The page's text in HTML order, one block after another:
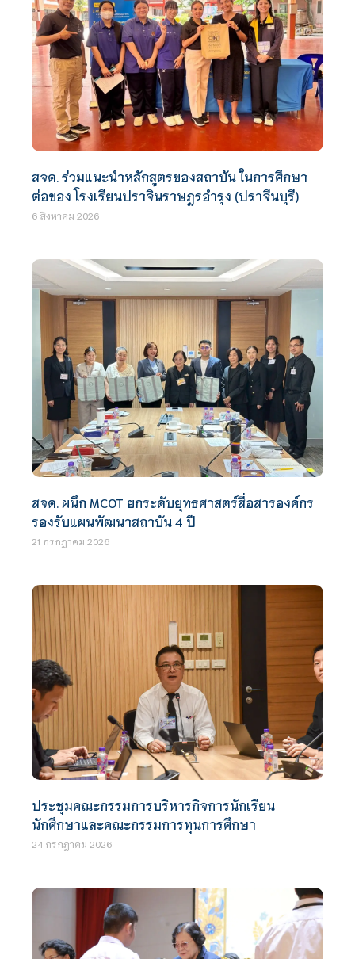
สจด. ร่วมแนะนำหลักสูตรของสถาบัน ในการศึกษา
ต่อของ โรงเรียนปราจินราษฎรอำรุง (ปราจีนบุรี)
6 สิงหาคม 2026
สจด. ผนึก MCOT ยกระดับยุทธศาสตร์สื่อสารองค์กร
รองรับแผนพัฒนาสถาบัน 4 ปี
21 กรกฎาคม 2026
ประชุมคณะกรรมการบริหารกิจการนักเรียน
นักศึกษาและคณะกรรมการทุนการศึกษา
24 กรกฎาคม 2026